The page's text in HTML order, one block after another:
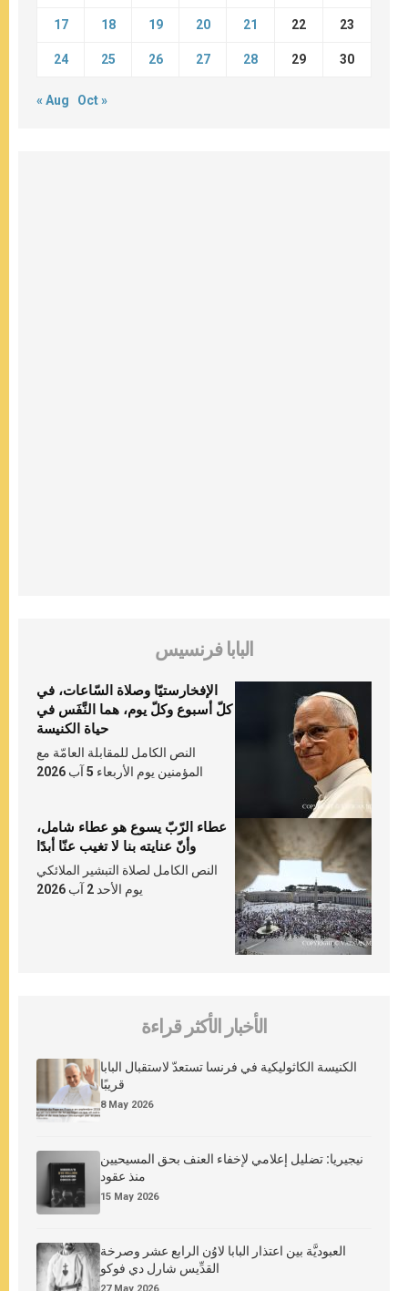
17 18 19 20 21 22 23
24 25 26 27 28 29 30
« Aug Oct »
البابا فرنسيس
الإفخارستيّا وصلاة السّاعات، في
كلّ أسبوع وكلّ يوم، هما النَّفَس في
حياة الكنيسة
النص الكامل للمقابلة العامّة مع
المؤمنين يوم الأربعاء 5 آب 2026
عطاء الرّبّ يسوع هو عطاء شامل،
وأنّ عنايته بنا لا تغيب عنّا أبدًا
النص الكامل لصلاة التبشير الملائكي
يوم الأحد 2 آب 2026
الأخبار الأكثر قراءة
الكنيسة الكاثوليكية في فرنسا تستعدّ لاستقبال البابا
قريبًا
8 May 2026
نيجيريا: تضليل إعلامي لإخفاء العنف بحق المسيحيين
منذ عقود
15 May 2026
العبوديَّة بين اعتذار البابا لاوُن الرابع عشر وصرخة
القدِّيس شارل دي فوكو
27 May 2026